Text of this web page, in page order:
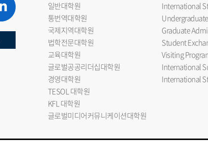
일반대학원
통번역대학원
국제지역대학원
법학전문대학원
교육대학원
글로벌공공리더십대학원
경영대학원
TESOL 대학원
KFL 대학원
글로벌미디어커뮤니케이션대학원
International
Graduate
Student
Visiting
International
International